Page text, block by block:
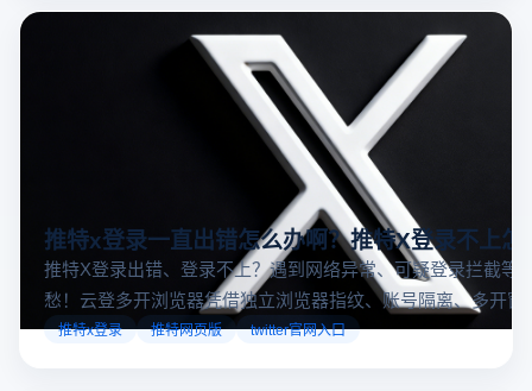
登多开浏览器一起来了解海外直播平台哪些最受欢迎。
推特x登录一直出错怎么办啊？推特X登录不上怎
推特X登录出错、登录不上？遇到网络异常、可疑登录拦截等
愁！云登多开浏览器凭借独立浏览器指纹、账号隔离、多开窗
对性解决登录难题，让推特X登录更稳定安全～
推特x登录 推特网页版 twitter官网入口